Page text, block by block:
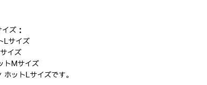
ズ：
Lサイズ
イズ
トMサイズ
ットLサイズです。